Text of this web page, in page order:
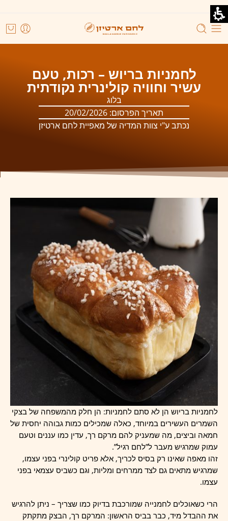
לחמניות בריוש – רכות, טעם
עשיר וחוויה קולינרית נקודתית
בלוג
תאריך הפרסום: 20/02/2026
נכתב ע"י צוות המדיה של מאפיית לחם ארטיזן
לחמניות בריוש הן לא סתם לחמניות: הן חלק מהמשפחה של בצקי
השמרים העשירים במיוחד, כאלה שמכילים כמות גבוהה יחסית של
חמאה וביצים, מה שמעניק להם מרקם רך, עדין כמו עננים וטעם
עמוק שמרגיש מעבר ל”לחם רגיל”.
זהו מאפה שאינו רק בסיס לכריך, אלא פריט קולינרי בפני עצמו,
שמרגיש מתאים גם לצד ממרחים ומליות, וגם כשביס עצמאי בפני
עצמו.
הרי כשאוכלים לחמנייה שמורכבת בדיוק כמו שצריך – ניתן להרגיש
את ההבדל מיד, כבר בביס הראשון: המרקם רך, הבצק מתקתק